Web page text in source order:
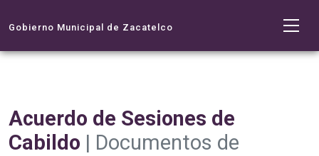
Gobierno Municipal de Zacatelco
Acuerdo de Sesiones de
Cabildo | Documentos de